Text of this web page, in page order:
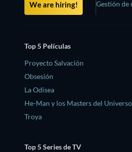
We are hiring!
Gestión de
Top 5 Películas
Proyecto Salvación
Obsesión
La Odisea
He-Man y los Masters del Universo
Troya
Top 5 Series de TV